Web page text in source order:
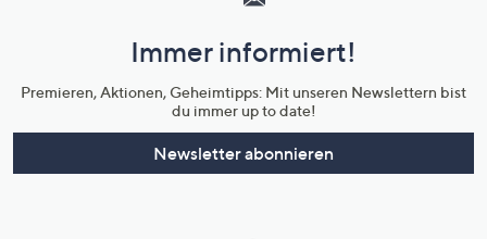
Unternehmensinformationen
Immer informiert!
Premieren, Aktionen, Geheimtipps: Mit unseren Newslettern bist
du immer up to date!
Newsletter abonnieren